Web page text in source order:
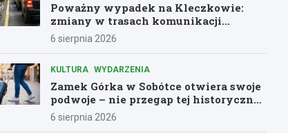
Poważny wypadek na Kleczkowie:
zmiany w trasach komunikacji
miejskiej
6 sierpnia 2026
KULTURA WYDARZENIA
Zamek Górka w Sobótce otwiera swoje
podwoje – nie przegap tej historycznej
przygody!
6 sierpnia 2026